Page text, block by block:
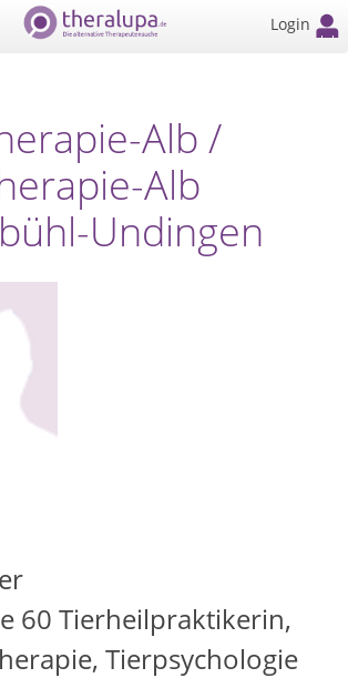
Login
Alb /
Alb
Undingen
60 Tierheilpraktikerin,
Tierpsychologie